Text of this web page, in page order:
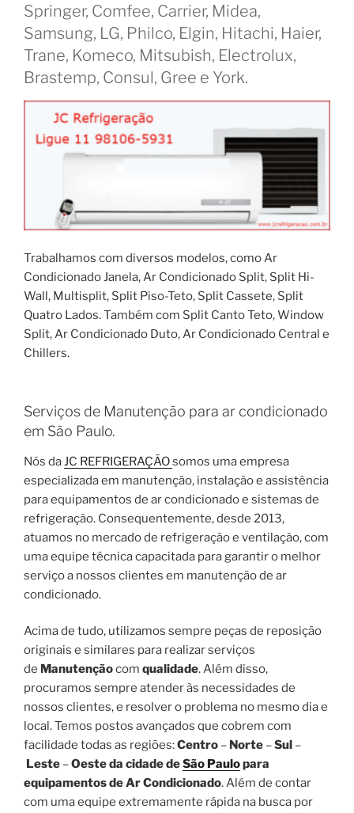
Springer, Comfee, Carrier, Midea,
Samsung, LG, Philco, Elgin, Hitachi, Haier,
Trane, Komeco, Mitsubish, Electrolux,
Brastemp, Consul, Gree e York.
Trabalhamos com diversos modelos, como Ar
Condicionado Janela, Ar Condicionado Split, Split Hi-
Wall, Multisplit, Split Piso-Teto, Split Cassete, Split
Quatro Lados. Também com Split Canto Teto, Window
Split, Ar Condicionado Duto, Ar Condicionado Central e
Chillers.
Serviços de Manutenção para ar condicionado
em São Paulo.
Nós daJC REFRIGERAÇÃOsomos uma empresa
especializada em manutenção, instalação e assistência
para equipamentos de ar condicionado e sistemas de
refrigeração. Consequentemente, desde 2013,
atuamos no mercado de refrigeração e ventilação, com
uma equipe técnica capacitada para garantir o melhor
serviço a nossos clientes em manutenção de ar
condicionado.
Acima de tudo, utilizamos sempre peças de reposição
originais e similares para realizar serviços
de Manutençãocom qualidade. Além disso,
procuramos sempre atender às necessidades de
nossos clientes, e resolver o problema no mesmo dia e
local. Temos postos avançados que cobrem com
facilidade todas as regiões:Centro – Norte –Sul –
Leste –Oeste da cidade deSão Paulopara
equipamentos de Ar Condicionado. Além de contar
com uma equipe extremamente rápida na busca por